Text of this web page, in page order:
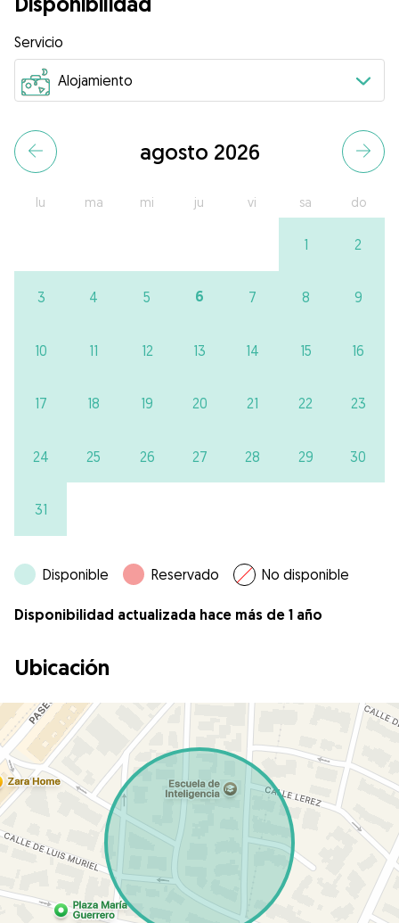
Servicio
agosto 2026
lu ma mi ju vi sa do
1 2
3 4 5 6 7 8 9
10 11 12 13 14 15 16
17 18 19 20 21 22 23
24 25 26 27 28 29 30
31
Disponible Reservado No disponible
Disponibilidad actualizada hace más de 1 año
Ubicación